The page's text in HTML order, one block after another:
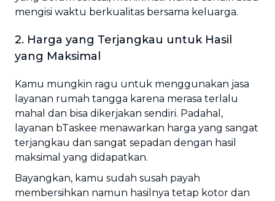
mengisi waktu berkualitas bersama keluarga.
2. Harga yang Terjangkau untuk Hasil
yang Maksimal
Kamu mungkin ragu untuk menggunakan jasa
layanan rumah tangga karena merasa terlalu
mahal dan bisa dikerjakan sendiri. Padahal,
layanan bTaskee menawarkan harga yang sangat
terjangkau dan sangat sepadan dengan hasil
maksimal yang didapatkan.
Bayangkan, kamu sudah susah payah
membersihkan namun hasilnya tetap kotor dan